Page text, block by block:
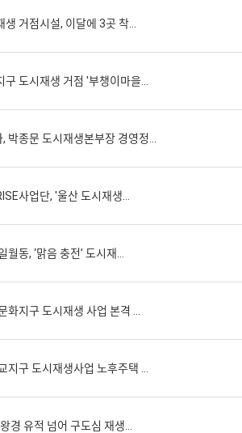
거점시설, 이달에 3곳 착…
도시재생 거점 '부챙이마을…
박종문 도시재생본부장 경영정…
사업단, '울산 도시재생…
동, ‘맑음 충전’ 도시재…
화지구 도시재생 사업 본격 …
지구 도시재생사업 노후주택 …
경 유적 넘어 구도심 재생…